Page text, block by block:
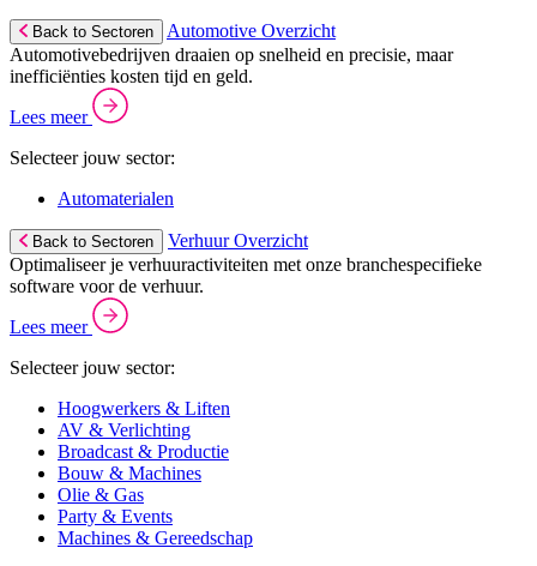
Back to Sectoren
Automotive Overzicht
Automotivebedrijven draaien op snelheid en precisie, maar
inefficiënties kosten tijd en geld.
Lees meer
Selecteer jouw sector:
Automaterialen
Back to Sectoren
Verhuur Overzicht
Optimaliseer je verhuuractiviteiten met onze branchespecifieke
software voor de verhuur.
Lees meer
Selecteer jouw sector:
Hoogwerkers & Liften
AV & Verlichting
Broadcast & Productie
Bouw & Machines
Olie & Gas
Party & Events
Machines & Gereedschap